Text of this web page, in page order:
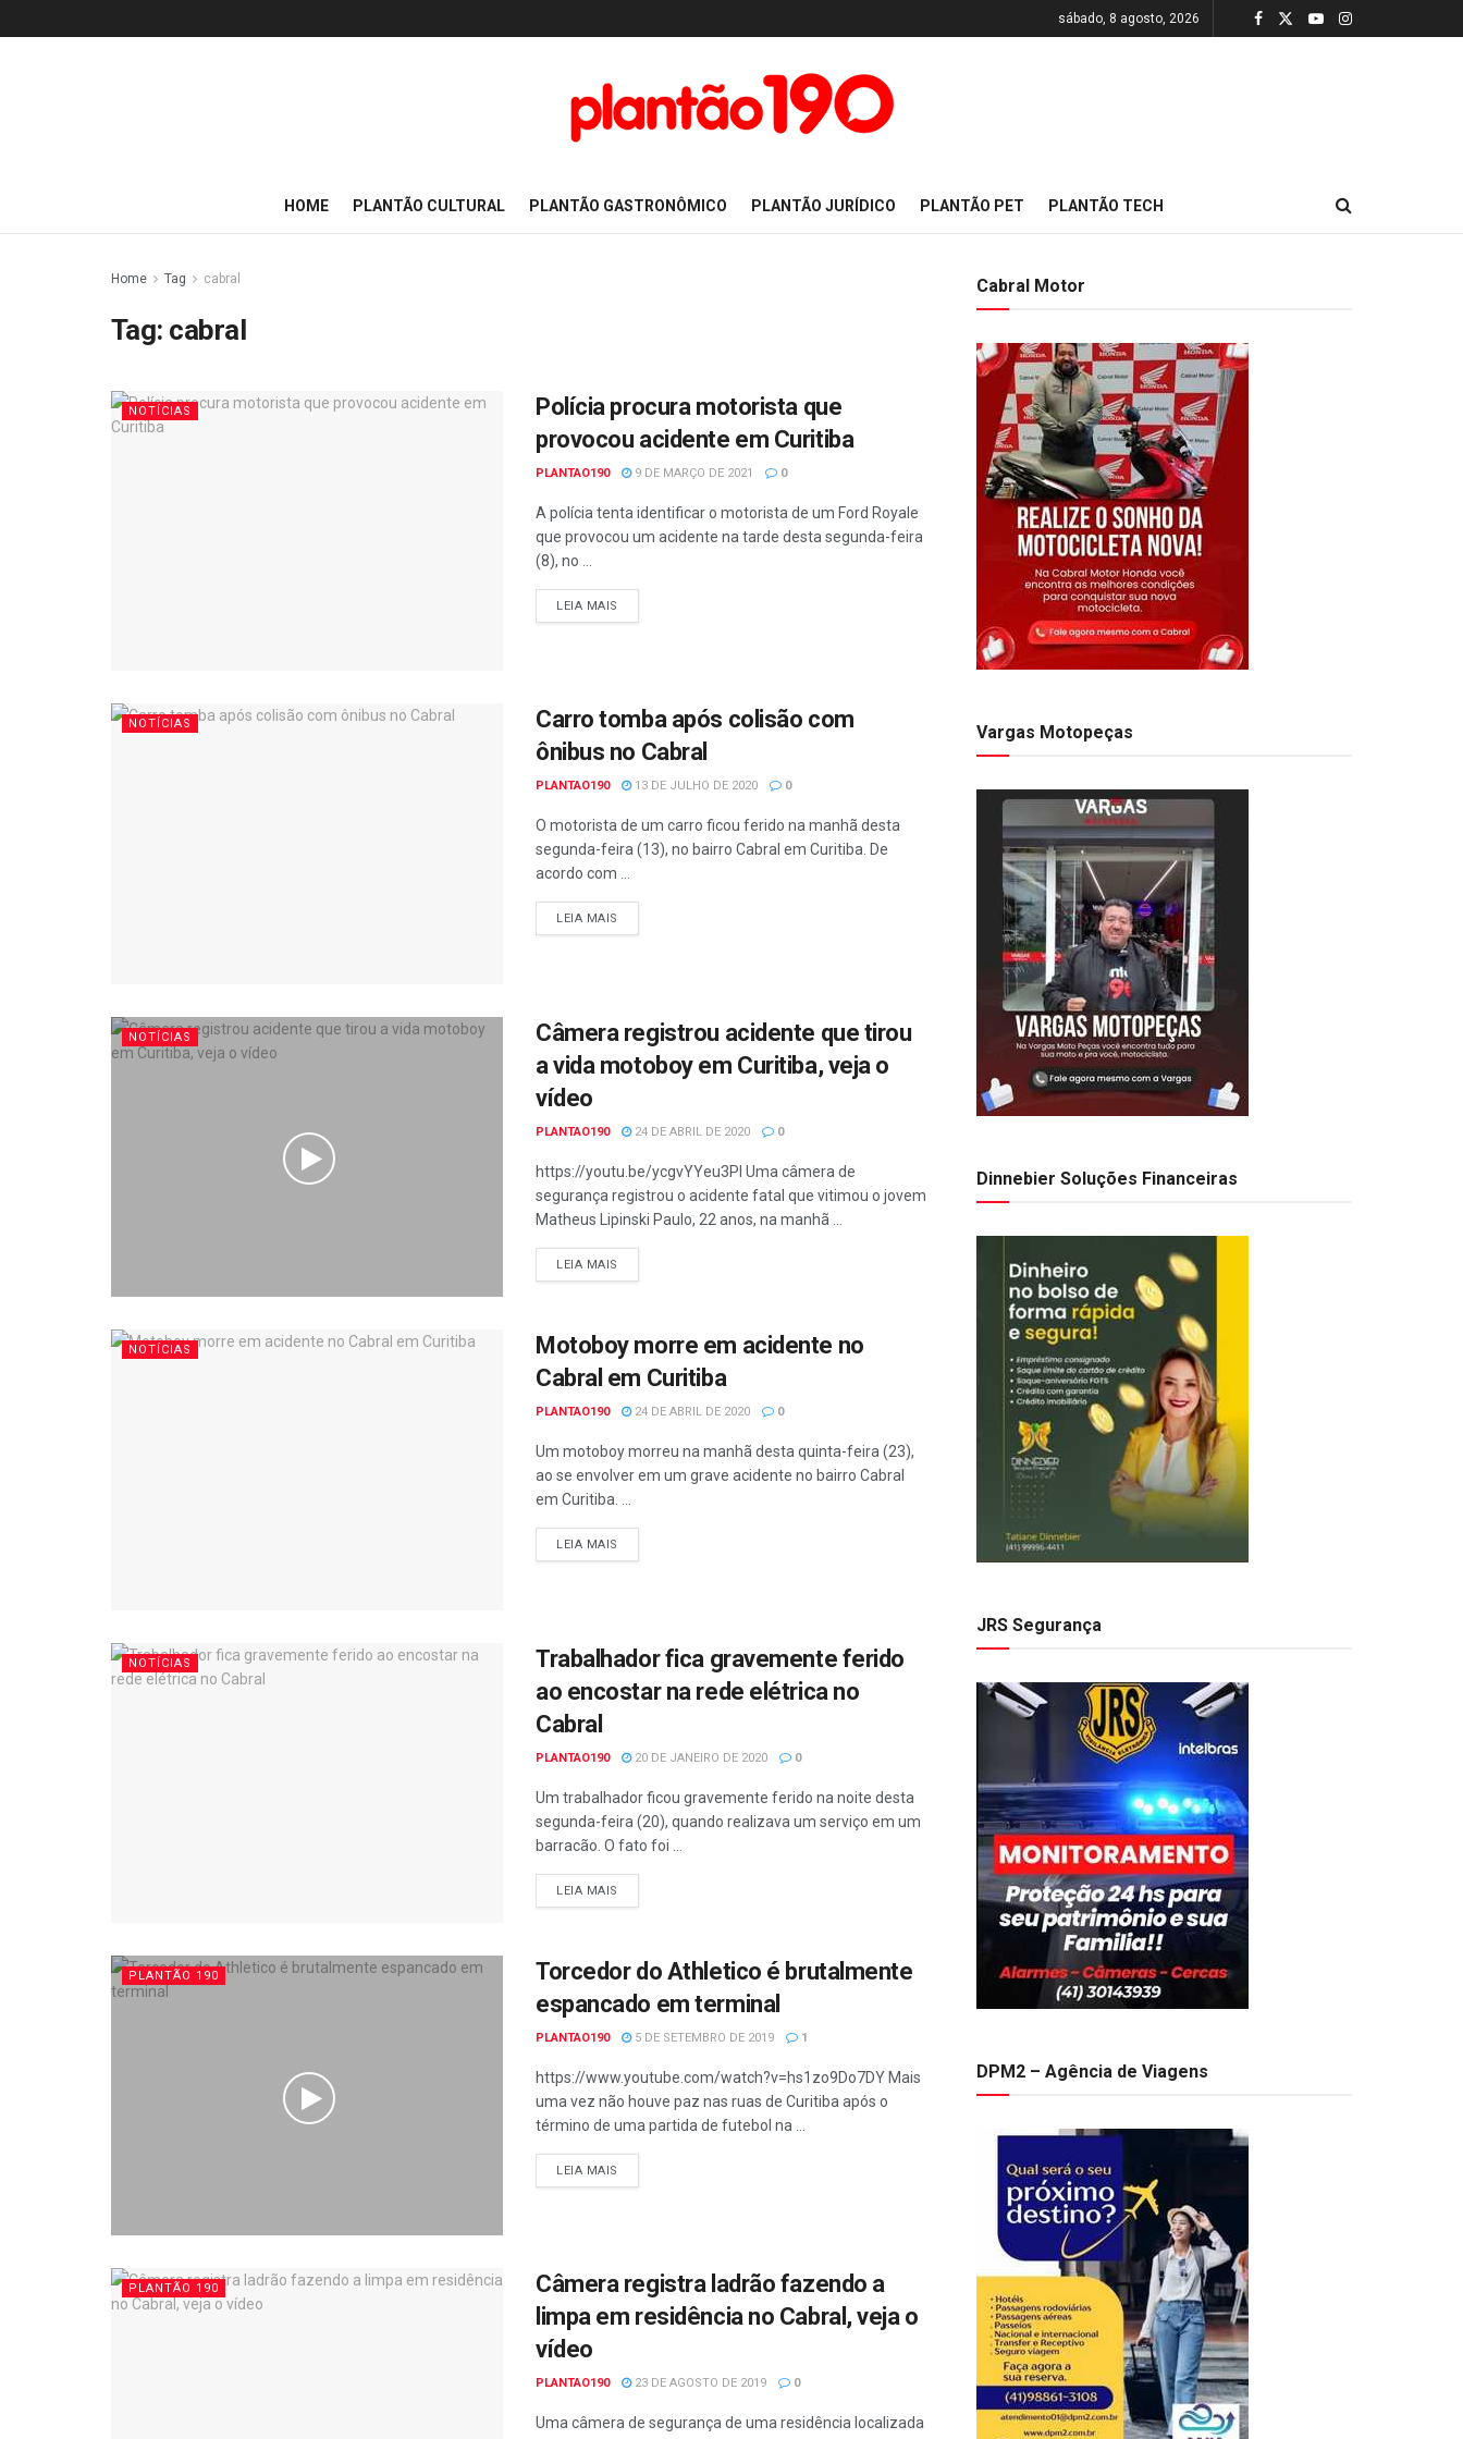
sábado, 8 agosto, 2026
HOME PLANTÃO CULTURAL PLANTÃO GASTRONÔMICO PLANTÃO JURÍDICO PLANTÃO PET PLANTÃO TECH
Home Tag cabral
Tag: cabral
NOTÍCIAS
Polícia procura motorista que
provocou acidente em Curitiba
PLANTAO190 9 DE MARÇO DE 2021 0
A polícia tenta identificar o motorista de um Ford Royale
que provocou um acidente na tarde desta segunda-feira
(8), no ...
LEIA MAIS
NOTÍCIAS
Carro tomba após colisão com
ônibus no Cabral
PLANTAO190 13 DE JULHO DE 2020 0
O motorista de um carro ficou ferido na manhã desta
segunda-feira (13), no bairro Cabral em Curitiba. De
acordo com ...
LEIA MAIS
NOTÍCIAS
Câmera registrou acidente que tirou
a vida motoboy em Curitiba, veja o
vídeo
PLANTAO190 24 DE ABRIL DE 2020 0
https://youtu.be/ycgvYYeu3PI Uma câmera de
segurança registrou o acidente fatal que vitimou o jovem
Matheus Lipinski Paulo, 22 anos, na manhã ...
LEIA MAIS
NOTÍCIAS
Motoboy morre em acidente no
Cabral em Curitiba
PLANTAO190 24 DE ABRIL DE 2020 0
Um motoboy morreu na manhã desta quinta-feira (23),
ao se envolver em um grave acidente no bairro Cabral
em Curitiba. ...
LEIA MAIS
NOTÍCIAS
Trabalhador fica gravemente ferido
ao encostar na rede elétrica no
Cabral
PLANTAO190 20 DE JANEIRO DE 2020 0
Um trabalhador ficou gravemente ferido na noite desta
segunda-feira (20), quando realizava um serviço em um
barracão. O fato foi ...
LEIA MAIS
PLANTÃO 190
Torcedor do Athletico é brutalmente
espancado em terminal
PLANTAO190 5 DE SETEMBRO DE 2019 1
https://www.youtube.com/watch?v=hs1zo9Do7DY Mais
uma vez não houve paz nas ruas de Curitiba após o
término de uma partida de futebol na ...
LEIA MAIS
PLANTÃO 190
Câmera registra ladrão fazendo a
limpa em residência no Cabral, veja o
vídeo
PLANTAO190 23 DE AGOSTO DE 2019 0
Uma câmera de segurança de uma residência localizada
Cabral Motor
Vargas Motopeças
Dinnebier Soluções Financeiras
JRS Segurança
DPM2 – Agência de Viagens